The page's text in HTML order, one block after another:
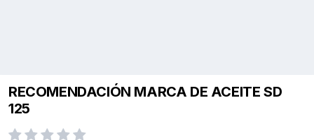
RECOMENDACIÓN MARCA DE ACEITE SD
125